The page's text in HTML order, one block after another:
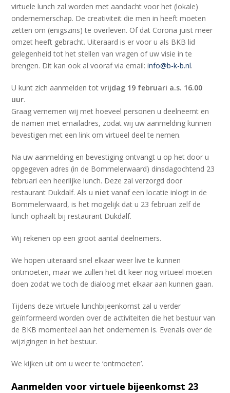
virtuele lunch zal worden met aandacht voor het (lokale)
ondernemerschap. De creativiteit die men in heeft moeten
zetten om (enigszins) te overleven. Of dat Corona juist meer
omzet heeft gebracht. Uiteraard is er voor u als BKB lid
gelegenheid tot het stellen van vragen of uw visie in te
brengen. Dit kan ook al vooraf via email:info@b-k-b.nl.
U kunt zich aanmelden totvrijdag 19 februari a.s. 16.00
uur.
Graag vernemen wij met hoeveel personen u deelneemt en
de namen met emailadres, zodat wij uw aanmelding kunnen
bevestigen met een link om virtueel deel te nemen.
Na uw aanmelding en bevestiging ontvangt u op het door u
opgegeven adres (in de Bommelerwaard) dinsdagochtend 23
februari een heerlijke lunch. Deze zal verzorgd door
restaurant Dukdalf. Als u niet vanaf een locatie inlogt in de
Bommelerwaard, is het mogelijk dat u 23 februari zelf de
lunch ophaalt bij restaurant Dukdalf.
Wij rekenen op een groot aantal deelnemers.
We hopen uiteraard snel elkaar weer live te kunnen
ontmoeten, maar we zullen het dit keer nog virtueel moeten
doen zodat we toch de dialoog met elkaar aan kunnen gaan.
Tijdens deze virtuele lunchbijeenkomst zal u verder
geïnformeerd worden over de activiteiten die het bestuur van
de BKB momenteel aan het ondernemen is. Evenals over de
wijzigingen in het bestuur.
We kijken uit om u weer te ‘ontmoeten’.
Aanmelden voor virtuele bijeenkomst 23